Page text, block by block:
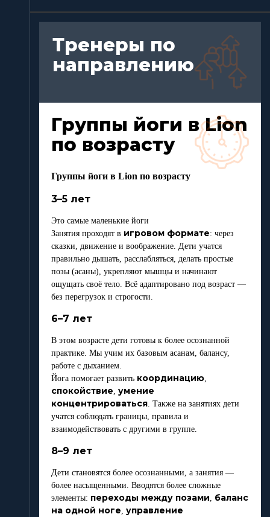
Тренеры по
направлению
Группы йоги в Lion
по возрасту
Группы йоги в Lion по возрасту
3–5 лет
Это самые маленькие йоги
Занятия проходят в игровом формате: через
сказки, движение и воображение. Дети учатся
правильно дышать, расслабляться, делать простые
позы (асаны), укрепляют мышцы и начинают
ощущать своё тело. Всё адаптировано под возраст —
без перегрузок и строгости.
6–7 лет
В этом возрасте дети готовы к более осознанной
практике. Мы учим их базовым асанам, балансу,
работе с дыханием.
Йога помогает развить координацию,
спокойствие, умение
концентрироваться. Также на занятиях дети
учатся соблюдать границы, правила и
взаимодействовать с другими в группе.
8–9 лет
Дети становятся более осознанными, а занятия —
более насыщенными. Вводятся более сложные
элементы: переходы между позами, баланс
на одной ноге, управление